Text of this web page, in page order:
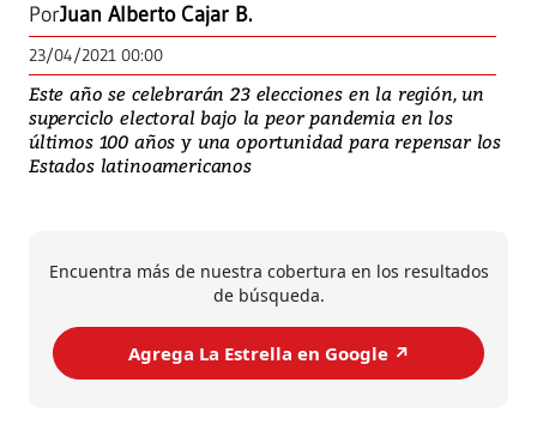
PorJuan Alberto Cajar B.
23/04/2021 00:00
Este año se celebrarán 23 elecciones en la región, un
superciclo electoral bajo la peor pandemia en los
últimos 100 años y una oportunidad para repensar los
Estados latinoamericanos
Encuentra más de nuestra cobertura en los resultados
de búsqueda.
Agrega La Estrella en Google ↗️